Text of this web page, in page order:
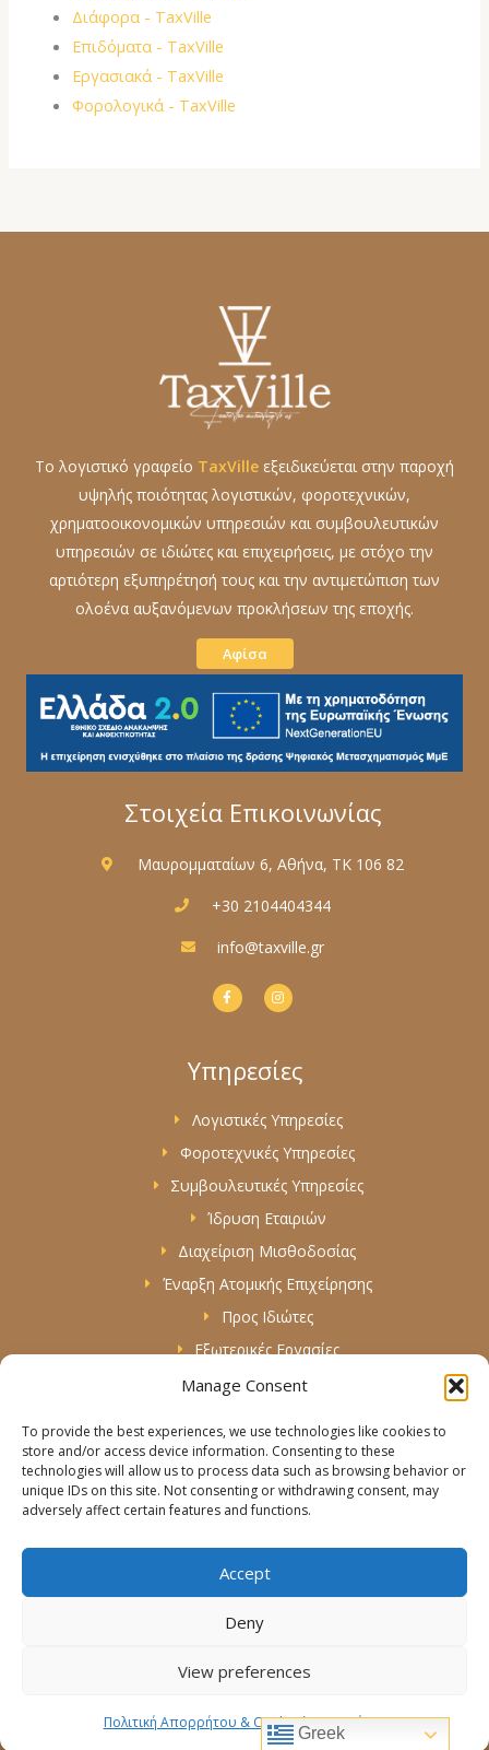
Manage Consent
To provide the best experiences, we use technologies like cookies to
store and/or access device information. Consenting to these
technologies will allow us to process data such as browsing behavior or
unique IDs on this site. Not consenting or withdrawing consent, may
adversely affect certain features and functions.
Accept
Deny
View preferences
Πολιτική Απορρήτου & CookiesΌροι Χρήσης
Διάφορα - TaxVille
Επιδόματα - TaxVille
Εργασιακά - TaxVille
Φορολογικά - TaxVille
Το λογιστικό γραφείο TaxVille εξειδικεύεται στην παροχή
υψηλής ποιότητας λογιστικών, φοροτεχνικών,
χρηματοοικονομικών υπηρεσιών και συμβουλευτικών
υπηρεσιών σε ιδιώτες και επιχειρήσεις, με στόχο την
αρτιότερη εξυπηρέτησή τους και την αντιμετώπιση των
ολοένα αυξανόμενων προκλήσεων της εποχής.
Αφίσα
Στοιχεία Επικοινωνίας
Μαυρομματαίων 6, Αθήνα, ΤΚ 106 82
+30 2104404344
info@taxville.gr
F
a
c
o
I
n
s
r
a
Υπηρεσίες
Λογιστικές Υπηρεσίες
Φοροτεχνικές Υπηρεσίες
Συμβουλευτικές Υπηρεσίες
Ίδρυση Εταιριών
Διαχείριση Μισθοδοσίας
Έναρξη Ατομικής Επιχείρησης
Προς Ιδιώτες
Εξωτερικές Εργασίες
Πληροφορίες & Βοήθεια
Όροι Χρήσης
Πολιτική Απορρήτου & Cookies
Sitemap
Επικοινωνία
Greek